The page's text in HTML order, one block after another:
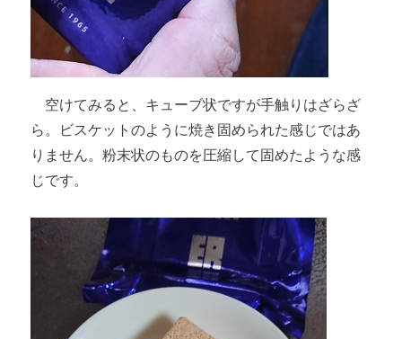
空けてみると、キューブ状ですが手触りはざらざ
ら。ビスケットのように焼き固められた感じではあ
りません。粉末状のものを圧縮して固めたような感
じです。